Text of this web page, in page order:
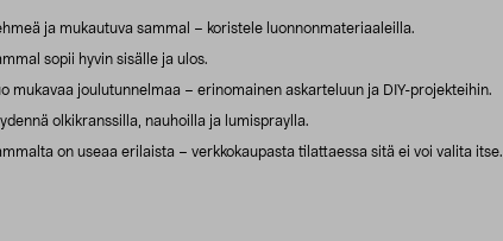
ja mukautuva sammal – koristele luonnonmateriaaleilla.
sopii hyvin sisälle ja ulos.
mukavaa joulutunnelmaa – erinomainen askarteluun ja DIY-projekteihin.
olkikranssilla, nauhoilla ja lumispraylla.
on useaa erilaista – verkkokaupasta tilattaessa sitä ei voi valita itse.